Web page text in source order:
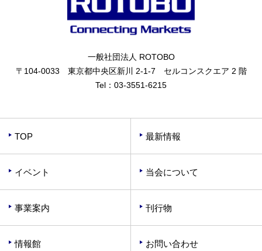
一般社団法人 ROTOBO
〒104-0033 東京都中央区新川 2-1-7 セルコンスクエア 2 階
Tel： 03-3551-6215
TOP 最新情報
イベント 当会について
事業案内 刊行物
情報館 お問い合わせ